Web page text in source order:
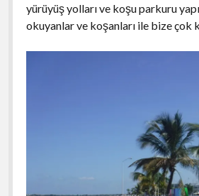
yürüyüş yolları ve koşu parkuru
okuyanlar ve koşanları ile bize çok